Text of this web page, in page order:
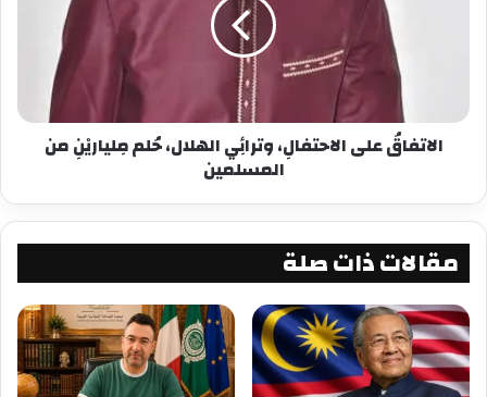
لن تواري احسانك وخدمتك للأمة الإسلامية: لافريقيا ،
للسنغال ، للعالم ، للعلم ، للشجاعة ، للفتوة للعبقرية.
هذه ليست شهادة طالب لأستاذه ، أو صديق لصديقه
أو ولد لوالده فحسب ، بل إنها قبل كل شيء تبيان
للحقيقة وإنطاق للغة الوفاء، وعرفان بالجميل .
رحمك الله يا عبد الله باه رحمة واسعة والهمنا الصبر
والسلوان ، انا لله وانا اليه راجعون
مدير برامج قناة والفجر الإعلامية
شارك هذا الموضوع:
فيس بوك X
الاتفاقُ على الاحتفالِ، وترائِي الهلال، حُلم مِلياريْنِ من
المسلمين
مقالات ذات صلة